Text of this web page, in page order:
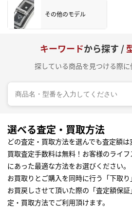
その他のモデル
キーワードから探す /
探している商品を見つける際に
選べる査定・買取方法
どの査定・買取方法を選んでも査定額は
買取査定手数料は無料！お客様のライ
にあった最適な方法をお選びください。
お買取りとご購入を同時に行う「下取
お買戻しさせて頂いた際の「査定額保
定・買取方法でご利用頂けます。